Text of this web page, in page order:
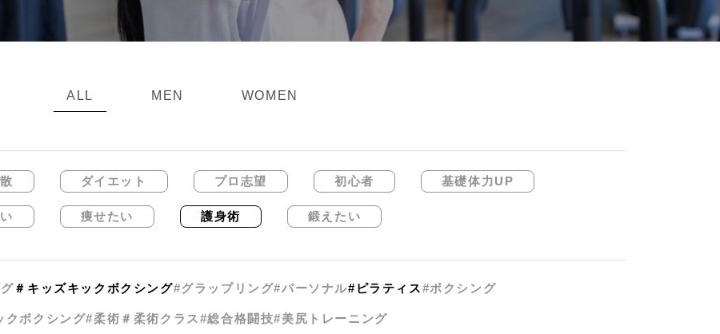
ALL MEN WOMEN
ダイエット プロ志望 初心者 基礎体力UP
痩せたい 護身術 鍛えたい
＃キッズキックボクシング#グラップリング#パーソナル#ピラティス#ボクシング
ボクシング#柔術 ＃柔術クラス #総合格闘技#美尻トレーニング